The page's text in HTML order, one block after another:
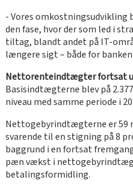
- Vores
den fase, hvor der som led i
tiltag, blandt andet på IT-
længere sigt – både for banken
Nettorenteindtægter fortsat
Basisindtægterne blev på
niveau med samme periode i
Nettogebyrindtægterne er 59
svarende til en stigning på 8
baggrund i en fortsat
pæn vækst i
betalingsformidling.